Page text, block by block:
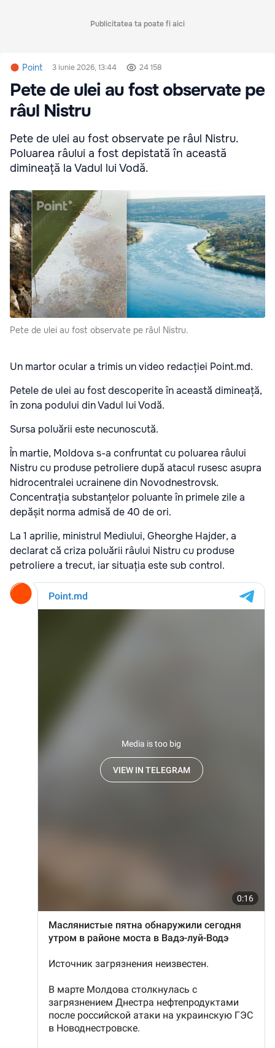
Publicitatea ta poate fi aici
Point 3 iunie 2026, 13:44 24 158
Pete de ulei au fost observate pe
râul Nistru
Pete de ulei au fost observate pe râul Nistru.
Poluarea râului a fost depistată în această
dimineață la Vadul lui Vodă.
Pete de ulei au fost observate pe râul Nistru.
Un martor ocular a trimis un video redacției Point.md.
Petele de ulei au fost descoperite în această dimineață,
în zona podului din Vadul lui Vodă.
Sursa poluării este necunoscută.
În martie, Moldova s-a confruntat cu poluarea râului
Nistru cu produse petroliere după atacul rusesc asupra
hidrocentralei ucrainene din Novodnestrovsk.
Concentrația substanțelor poluante în primele zile a
depășit norma admisă de 40 de ori.
La 1 aprilie, ministrul Mediului, Gheorghe Hajder, a
declarat că criza poluării râului Nistru cu produse
petroliere a trecut, iar situația este sub control.